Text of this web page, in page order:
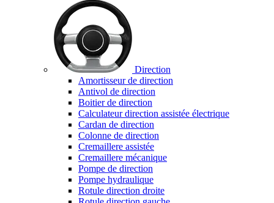
Direction
Amortisseur de direction
Antivol de direction
Boitier de direction
Calculateur direction assistée électrique
Cardan de direction
Colonne de direction
Cremaillere assistée
Cremaillere mécanique
Pompe de direction
Pompe hydraulique
Rotule direction droite